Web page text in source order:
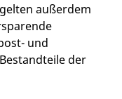
außerdem
und
der